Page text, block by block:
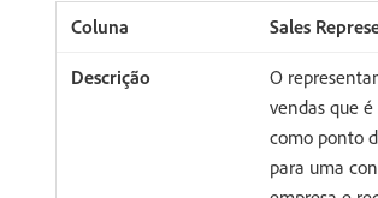
Sales
O
vendas que
como ponto
para uma